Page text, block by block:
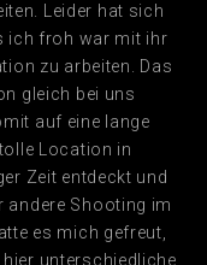
Leider hat sich
ich froh war mit ihr
zu arbeiten. Das
gleich bei uns
auf eine lange
Location in
Zeit entdeckt und
andere Shooting im
es mich gefreut,
unterschiedliche